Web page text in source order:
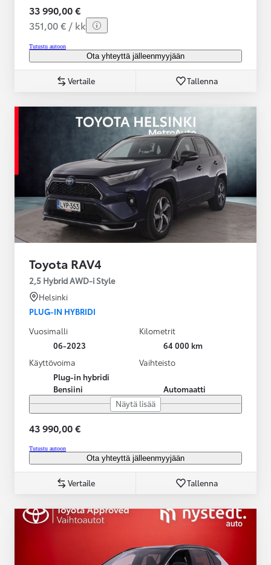
33 990,00 €
351,00 € / kk
Tutustu autoon
Ota yhteyttä jälleenmyyjään
Vertaile Tallenna
Toyota RAV4
2,5 Hybrid AWD-i Style
Helsinki
PLUG-IN HYBRIDI
Vuosimalli
06-2023
Kilometrit
64 000 km
Käyttövoima
Plug-in hybridi
Bensiini
Vaihteisto
Automaatti
Näytä lisää
43 990,00 €
Tutustu autoon
Ota yhteyttä jälleenmyyjään
Vertaile Tallenna